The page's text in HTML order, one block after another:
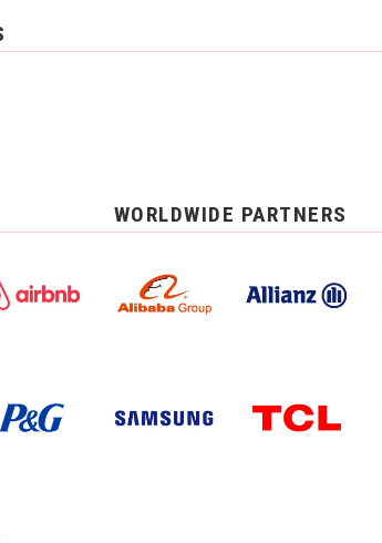
WORLDWIDE PARTNERS